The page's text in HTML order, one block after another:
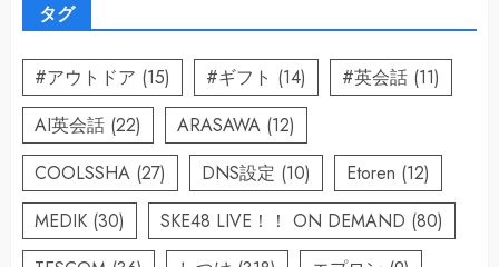
タグ
#アウトドア (15) #ギフト (14) #英会話 (11)
AI英会話 (22) ARASAWA (12)
COOLSSHA (27) DNS設定 (10) Etoren (12)
MEDIK (30) SKE48 LIVE！！ ON DEMAND (80)